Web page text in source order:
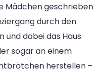
Mädchen geschrieben
durch den
dabei das Haus
sogar an einem
herstellen –